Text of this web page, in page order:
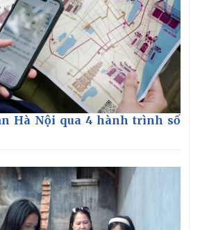
Hà Nội qua 4 hành trình số